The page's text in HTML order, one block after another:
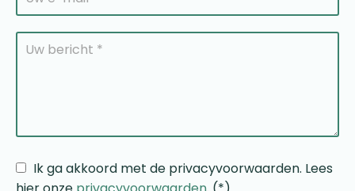
Ik ga akkoord met de privacyvoorwaarden. Lees